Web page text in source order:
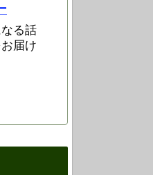
る話
届け